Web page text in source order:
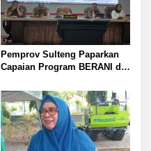
Pemprov Sulteng Paparkan
Capaian Program BERANI di